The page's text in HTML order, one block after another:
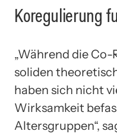
Koregulierung
„Während die
soliden
haben sich nicht
Wirksamkeit
Altersgruppen“,